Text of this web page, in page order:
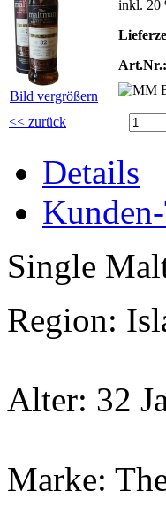
Bild vergrößern
inkl. 20
Art.Nr.:
<< zurück
Details
Single
Region:
Alter: 32
Marke: